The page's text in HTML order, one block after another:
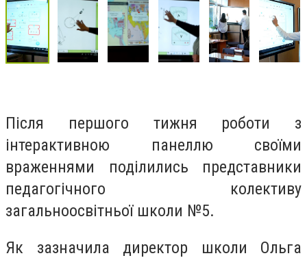
Після першого тижня роботи з
інтерактивною панеллю своїми
враженнями поділились представники
педагогічного колективу
загальноосвітньої школи №5.
Як зазначила директор школи Ольга